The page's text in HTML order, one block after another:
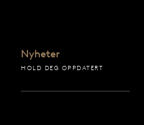
Nyheter
HOLD DEG OPPDATERT